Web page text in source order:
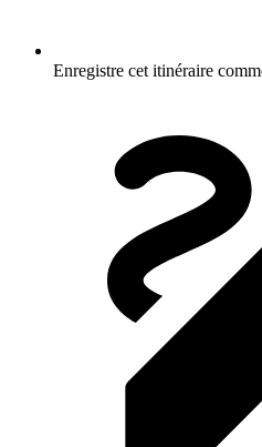
Enregistre cet itinéraire